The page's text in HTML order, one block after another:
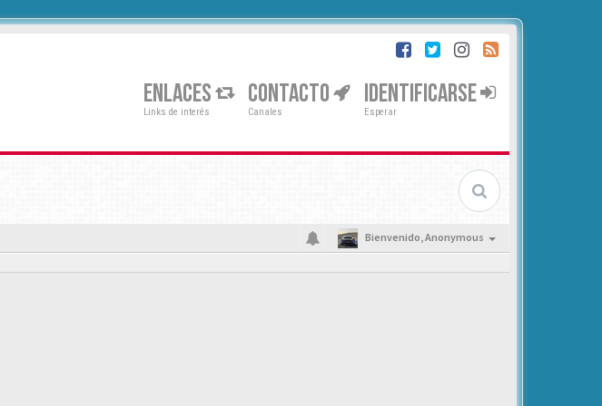
ENLACES
Links de interés
CONTACTO
Canales
IDENTIFICARSE
Esperar
Bienvenido,Anonymous